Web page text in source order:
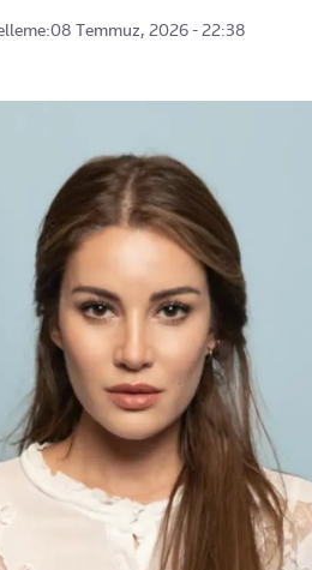
08 Temmuz, 2026 - 22:38